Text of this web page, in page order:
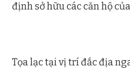
định sở hữu các căn hộ
Tọa lạc tại vị trí đắc địa